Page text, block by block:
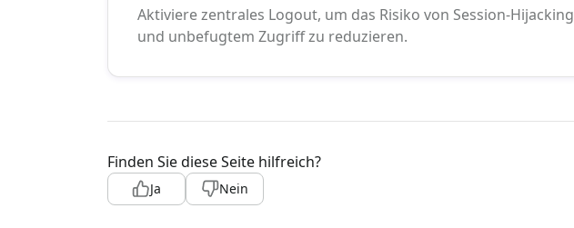
Aktiviere zentrales Logout, um das Risiko von Session-Hijacking
und unbefugtem Zugriff zu reduzieren.
Finden Sie diese Seite hilfreich?
Ja Nein